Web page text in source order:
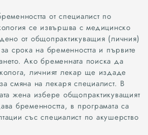
от специалист по
се извършва с медицинско
от общопрактикуващия (личния)
срока на бременността и първите
Ако бременната поиска да
личният лекар ще издаде
смяна на лекаря специалист. В
жена избере общопрактикуващият
бременността, в програмата са
със специалист по акушерство